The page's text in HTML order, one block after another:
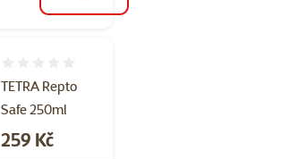
TETRA Repto
Safe 250ml
Cena
259 Kč